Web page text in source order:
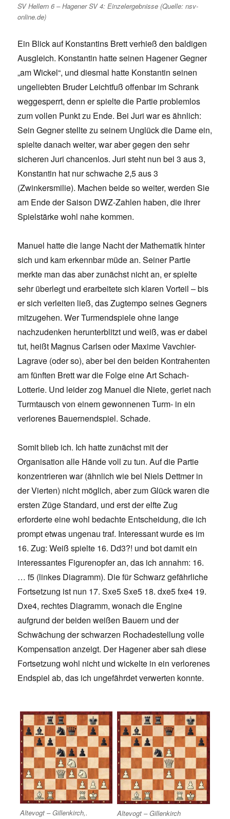
SV Hellern 6 – Hagener SV 4: Einzelergebnisse (Quelle: nsv-
online.de)
Ein Blick auf Konstantins Brett verhieß den baldigen
Ausgleich. Konstantin hatte seinen Hagener Gegner
„am Wickel“, und diesmal hatte Konstantin seinen
ungeliebten Bruder Leichtfuß offenbar im Schrank
weggesperrt, denn er spielte die Partie problemlos
zum vollen Punkt zu Ende. Bei Juri war es ähnlich:
Sein Gegner stellte zu seinem Unglück die Dame ein,
spielte danach weiter, war aber gegen den sehr
sicheren Juri chancenlos. Juri steht nun bei 3 aus 3,
Konstantin hat nur schwache 2,5 aus 3
(Zwinkersmilie). Machen beide so weiter, werden Sie
am Ende der Saison DWZ-Zahlen haben, die ihrer
Spielstärke wohl nahe kommen.
Manuel hatte die lange Nacht der Mathematik hinter
sich und kam erkennbar müde an. Seiner Partie
merkte man das aber zunächst nicht an, er spielte
sehr überlegt und erarbeitete sich klaren Vorteil – bis
er sich verleiten ließ, das Zugtempo seines Gegners
mitzugehen. Wer Turmendspiele ohne lange
nachzudenken herunterblitzt und weiß, was er dabei
tut, heißt Magnus Carlsen oder Maxime Vavchier-
Lagrave (oder so), aber bei den beiden Kontrahenten
am fünften Brett war die Folge eine Art Schach-
Lotterie. Und leider zog Manuel die Niete, geriet nach
Turmtausch von einem gewonnenen Turm- in ein
verlorenes Bauernendspiel. Schade.
Somit blieb ich. Ich hatte zunächst mit der
Organisation alle Hände voll zu tun. Auf die Partie
konzentrieren war (ähnlich wie bei Niels Dettmer in
der Vierten) nicht möglich, aber zum Glück waren die
ersten Züge Standard, und erst der elfte Zug
erforderte eine wohl bedachte Entscheidung, die ich
prompt etwas ungenau traf. Interessant wurde es im
16. Zug: Weiß spielte 16. Dd3?! und bot damit ein
interessantes Figurenopfer an, das ich annahm: 16.
… f5 (linkes Diagramm). Die für Schwarz gefährliche
Fortsetzung ist nun 17. Sxe5 Sxe5 18. dxe5 fxe4 19.
Dxe4, rechtes Diagramm, wonach die Engine
aufgrund der beiden weißen Bauern und der
Schwächung der schwarzen Rochadestellung volle
Kompensation anzeigt. Der Hagener aber sah diese
Fortsetzung wohl nicht und wickelte in ein verlorenes
Endspiel ab, das ich ungefährdet verwerten konnte.
Altevogt – Gillenkirch,.
Altevogt – Gillenkirch